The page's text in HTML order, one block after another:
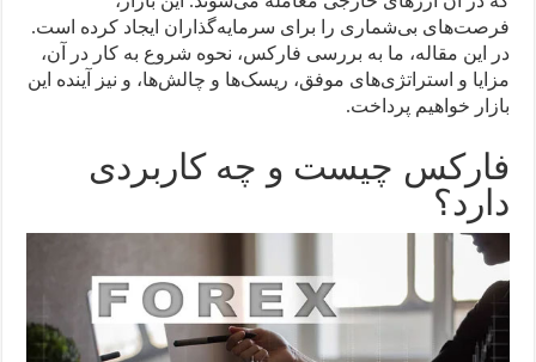
فرصت‌های بی‌شماری را برای سرمایه‌گذاران ایجاد کرده است.
در این مقاله، ما به بررسی فارکس، نحوه شروع به کار در آن،
مزایا و استراتژی‌های موفق، ریسک‌ها و چالش‌ها، و نیز آینده این
بازار خواهیم پرداخت.
فارکس چیست و چه کاربردی
دارد؟